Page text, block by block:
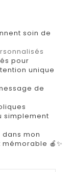
soin de
pour
unique
de
simplement
mon
🍎✨